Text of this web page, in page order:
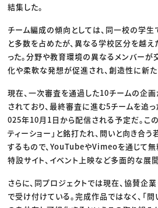
結集した。
チーム編成の傾向としては、同一校の学
と多数を占めたが、異なる学校区分を越
った。分野や教育環境の異なるメンバーが
化や柔軟な発想が促進され、創造性に新
現在、一次審査を通過した10チームの企
されており、最終審査に進む5チームを追
025年10月1日から配信される予定だ。この
ティーショー」と銘打たれ、問いと向き合
するもので、YouTubeやVimeoを通じて
特設サイト、イベント上映など多面的な展
さらに、同プロジェクトでは現在、協賛企
で受け付けている。完成作品ではなく、「